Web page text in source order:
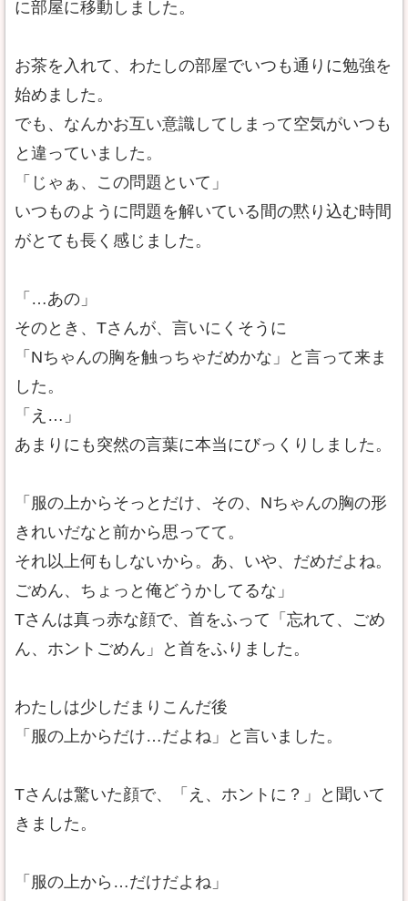
に部屋に移動しました。
お茶を入れて、わたしの部屋でいつも通りに勉強を
始めました。
でも、なんかお互い意識してしまって空気がいつも
と違っていました。
「じゃぁ、この問題といて」
いつものように問題を解いている間の黙り込む時間
がとても長く感じました。
「…あの」
そのとき、Tさんが、言いにくそうに
「Nちゃんの胸を触っちゃだめかな」と言って来ま
した。
「え…」
あまりにも突然の言葉に本当にびっくりしました。
「服の上からそっとだけ、その、Nちゃんの胸の形
きれいだなと前から思ってて。
それ以上何もしないから。あ、いや、だめだよね。
ごめん、ちょっと俺どうかしてるな」
Tさんは真っ赤な顔で、首をふって「忘れて、ごめ
ん、ホントごめん」と首をふりました。
わたしは少しだまりこんだ後
「服の上からだけ…だよね」と言いました。
Tさんは驚いた顔で、「え、ホントに？」と聞いて
きました。
「服の上から…だけだよね」